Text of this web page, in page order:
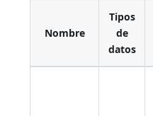
Nombre
Tipos
de
datos